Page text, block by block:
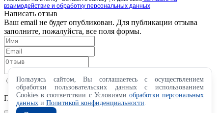
взаимодействие и обработку персональных данных
Написать отзыв
Ваш email не будет опубликован. Для публикации отзыва
заполните, пожалуйста, все поля формы.
Пожалуйста, оцените по 5 бальной шкале
Пользуясь сайтом, Вы соглашаетесь с осуществлением
обработки пользовательских данных с использованием
Cookies в соответствии с Условиями обработки персональных
данных и Политикой конфиденциальности.